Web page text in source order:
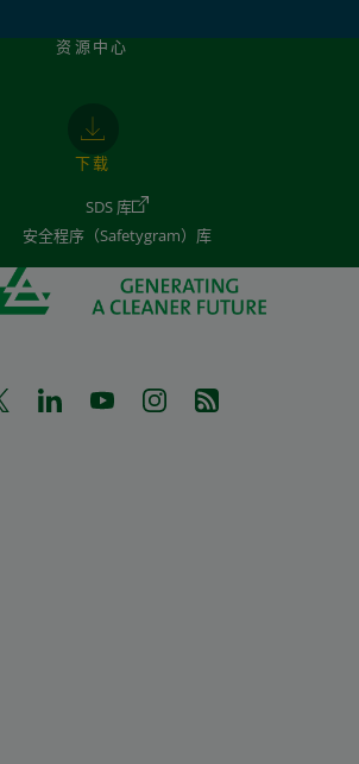
资源中心
下载
SDS 库
安全程序（Safetygram）库
tab)
in a new tab)in a new tab)
(Opens in a new tab)
(Opens in a new tab)
(Opens in a new tab)
(Opens in a new